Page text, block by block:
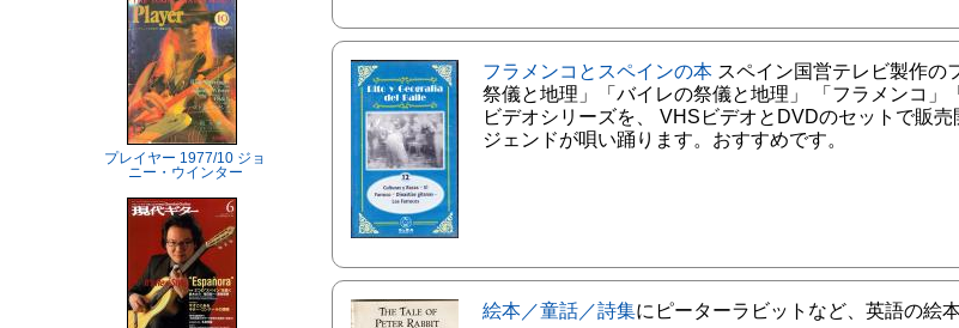
プレイヤー 1977/10 ジョ
ニー・ウインター
フラメンコとスペインの本 スペイン国営テレビ製作の
祭儀と地理」「バイレの祭儀と地理」 「フラメンコ」
ビデオシリーズを、 VHSビデオとDVDのセットで販
ジェンドが唄い踊ります。おすすめです。
絵本／童話／詩集にピーターラビットなど、英語の絵